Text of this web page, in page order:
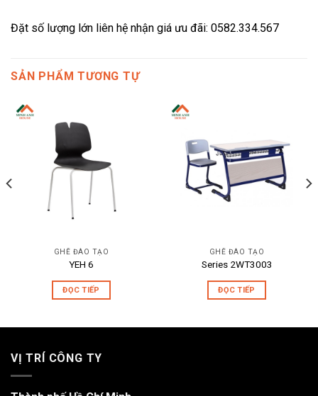
Đặt số lượng lớn liên hệ nhận giá ưu đãi: 0582.334.567
SẢN PHẨM TƯƠNG TỰ
GHẾ ĐÀO TẠO
YEH 6
ĐỌC TIẾP
GHẾ ĐÀO TẠO
Series 2WT3003
ĐỌC TIẾP
VỊ TRÍ CÔNG TY